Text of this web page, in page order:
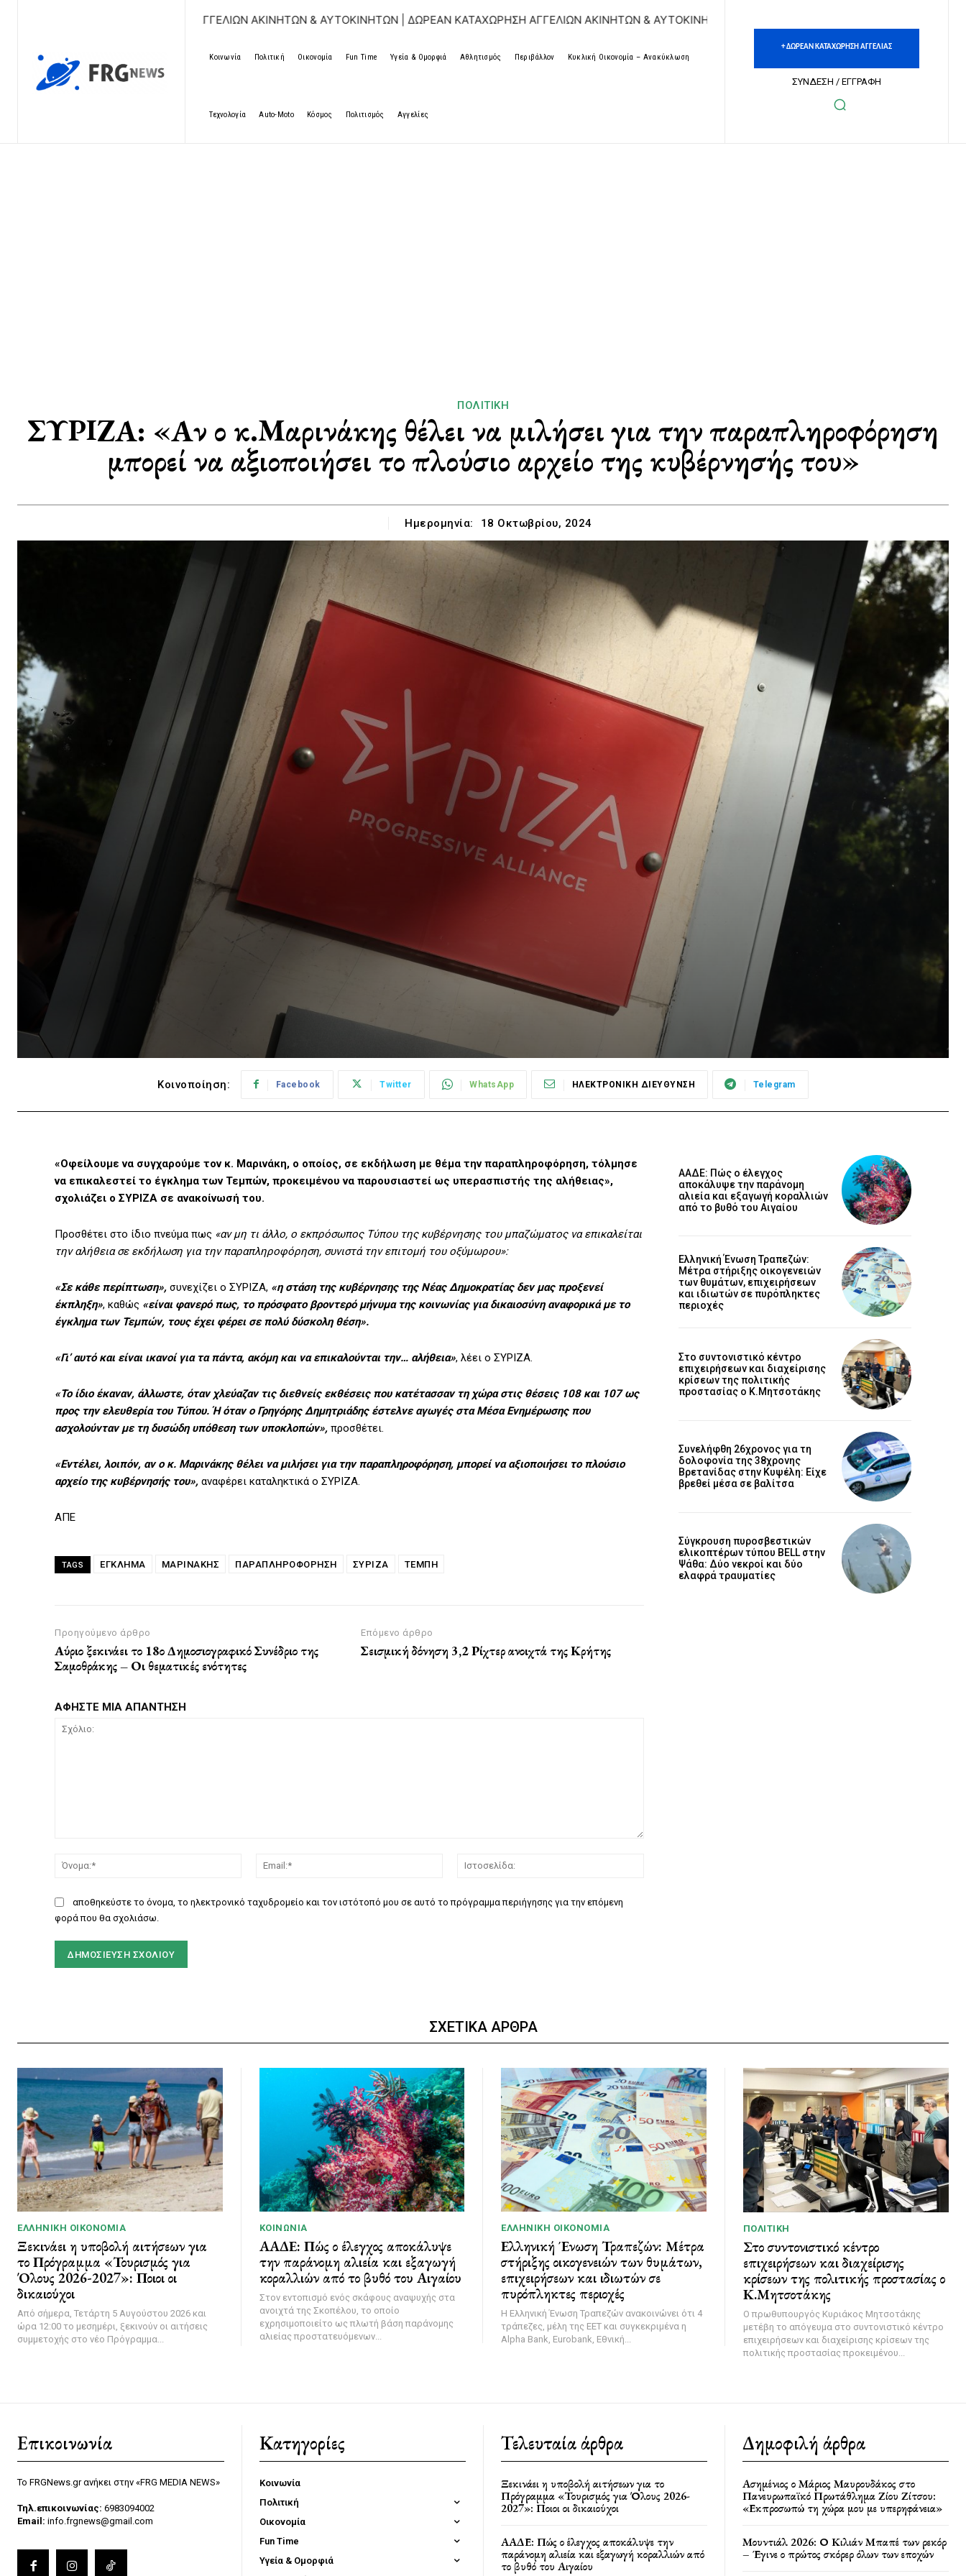
ΔΩΡΕΑΝ ΚΑΤΑΧΩΡΗΣΗ ΑΓΓΕΛΙΩΝ ΑΚΙΝΗΤΩΝ & ΑΥΤΟΚΙΝΗΤΩΝ | ΔΩΡΕΑΝ ΚΑΤΑΧΩΡΗΣΗ ΑΓΓΕΛΙΩΝ ΑΚΙΝΗΤΩΝ & ΑΥΤΟΚΙΝΗΤΩΝ | ΔΩΡΕΑΝ ΚΑΤΑΧΩΡΗΣΗ ΑΓΓΕΛΙΩΝ ΑΚΙΝΗΤΩΝ &
Κοινωνία Πολιτική Οικονομία Fun Time Υγεία & Ομορφιά Αθλητισμός Περιβάλλον Κυκλική Οικονομία – Ανακύκλωση
Τεχνολογία Auto-Moto Κόσμος Πολιτισμός Αγγελίες
+ ΔΩΡΕΑΝ ΚΑΤΑΧΩΡΗΣΗ ΑΓΓΕΛΙΑΣ
ΣΥΝΔΕΣΗ / ΕΓΓΡΑΦΗ
ΠΟΛΙΤΙΚΉ
ΣΥΡΙΖΑ: «Αν ο κ.Μαρινάκης θέλει να μιλήσει για την παραπληροφόρηση
μπορεί να αξιοποιήσει το πλούσιο αρχείο της κυβέρνησής του»
Ημερομηνία: 18 Οκτωβρίου, 2024
Κοινοποίηση: Facebook Twitter WhatsApp ΗΛΕΚΤΡΟΝΙΚΗ ΔΙΕΥΘΥΝΣΗ Telegram
«Οφείλουμε να συγχαρούμε τον κ. Μαρινάκη, ο οποίος, σε εκδήλωση με θέμα την παραπληροφόρηση, τόλμησε
να επικαλεστεί το έγκλημα των Τεμπών, προκειμένου να παρουσιαστεί ως υπερασπιστής της αλήθειας»,
σχολιάζει ο ΣΥΡΙΖΑ σε ανακοίνωσή του.
Προσθέτει στο ίδιο πνεύμα πως «αν μη τι άλλο, ο εκπρόσωπος Τύπου της κυβέρνησης του μπαζώματος να επικαλείται
την αλήθεια σε εκδήλωση για την παραπληροφόρηση, συνιστά την επιτομή του οξύμωρου»:
«Σε κάθε περίπτωση», συνεχίζει ο ΣΥΡΙΖΑ, «η στάση της κυβέρνησης της Νέας Δημοκρατίας δεν μας προξενεί
έκπληξη», καθώς «είναι φανερό πως, το πρόσφατο βροντερό μήνυμα της κοινωνίας για δικαιοσύνη αναφορικά με το
έγκλημα των Τεμπών, τους έχει φέρει σε πολύ δύσκολη θέση».
«Γι’ αυτό και είναι ικανοί για τα πάντα, ακόμη και να επικαλούνται την… αλήθεια», λέει ο ΣΥΡΙΖΑ.
«Το ίδιο έκαναν, άλλωστε, όταν χλεύαζαν τις διεθνείς εκθέσεις που κατέτασσαν τη χώρα στις θέσεις 108 και 107 ως
προς την ελευθερία του Τύπου. Ή όταν ο Γρηγόρης Δημητριάδης έστελνε αγωγές στα Μέσα Ενημέρωσης που
ασχολούνταν με τη δυσώδη υπόθεση των υποκλοπών», προσθέτει.
«Εντέλει, λοιπόν, αν ο κ. Μαρινάκης θέλει να μιλήσει για την παραπληροφόρηση, μπορεί να αξιοποιήσει το πλούσιο
αρχείο της κυβέρνησής του», αναφέρει καταληκτικά ο ΣΥΡΙΖΑ.
ΑΠΕ
TAGS ΕΓΚΛΗΜΑ ΜΑΡΙΝΑΚΗΣ ΠΑΡΑΠΛΗΡΟΦΌΡΗΣΗ ΣΥΡΙΖΑ ΤΕΜΠΗ
Προηγούμενο άρθρο
Αύριο ξεκινάει το 18ο Δημοσιογραφικό Συνέδριο της
Σαμοθράκης – Οι θεματικές ενότητες
Επόμενο άρθρο
Σεισμική δόνηση 3,2 Ρίχτερ ανοιχτά της Κρήτης
ΑΦΗΣΤΕ ΜΙΑ ΑΠΑΝΤΗΣΗ
Όνομα:*
Email:*
αποθηκεύστε το όνομα, το ηλεκτρονικό ταχυδρομείο και τον ιστότοπό μου σε αυτό το πρόγραμμα περιήγησης για την επόμενη
φορά που θα σχολιάσω.
ΑΑΔΕ: Πώς ο έλεγχος
αποκάλυψε την παράνομη
αλιεία και εξαγωγή κοραλλιών
από το βυθό του Αιγαίου
Ελληνική Ένωση Τραπεζών:
Μέτρα στήριξης οικογενειών
των θυμάτων, επιχειρήσεων
και ιδιωτών σε πυρόπληκτες
περιοχές
Στο συντονιστικό κέντρο
επιχειρήσεων και διαχείρισης
κρίσεων της πολιτικής
προστασίας ο Κ.Μητσοτάκης
Συνελήφθη 26χρονος για τη
δολοφονία της 38χρονης
Βρετανίδας στην Κυψέλη: Είχε
βρεθεί μέσα σε βαλίτσα
Σύγκρουση πυροσβεστικών
ελικοπτέρων τύπου BELL στην
Ψάθα: Δύο νεκροί και δύο
ελαφρά τραυματίες
ΣΧΕΤΙΚΑ ΑΡΘΡΑ
ΕΛΛΗΝΙΚΉ ΟΙΚΟΝΟΜΊΑ
Ξεκινάει η υποβολή αιτήσεων για
το Πρόγραμμα «Τουρισμός για
Όλους 2026-2027»: Ποιοι οι
δικαιούχοι
Από σήμερα, Τετάρτη 5 Αυγούστου 2026 και
ώρα 12:00 το μεσημέρι, ξεκινούν οι αιτήσεις
συμμετοχής στο νέο Πρόγραμμα...
ΚΟΙΝΩΝΊΑ
ΑΑΔΕ: Πώς ο έλεγχος αποκάλυψε
την παράνομη αλιεία και εξαγωγή
κοραλλιών από το βυθό του Αιγαίου
Στον εντοπισμό ενός σκάφους αναψυχής στα
ανοιχτά της Σκοπέλου, το οποίο
εχρησιμοποιείτο ως πλωτή βάση παράνομης
αλιείας προστατευόμενων...
ΕΛΛΗΝΙΚΉ ΟΙΚΟΝΟΜΊΑ
Ελληνική Ένωση Τραπεζών: Μέτρα
στήριξης οικογενειών των θυμάτων,
επιχειρήσεων και ιδιωτών σε
πυρόπληκτες περιοχές
Η Ελληνική Ένωση Τραπεζών ανακοινώνει ότι 4
τράπεζες, μέλη της ΕΕΤ και συγκεκριμένα η
Alpha Bank, Eurobank, Εθνική...
ΠΟΛΙΤΙΚΉ
Στο συντονιστικό κέντρο
επιχειρήσεων και διαχείρισης
κρίσεων της πολιτικής προστασίας ο
Κ.Μητσοτάκης
Ο πρωθυπουργός Κυριάκος Μητσοτάκης
μετέβη το απόγευμα στο συντονιστικό κέντρο
επιχειρήσεων και διαχείρισης κρίσεων της
πολιτικής προστασίας προκειμένου...
Επικοινωνία
Το FRGNews.gr ανήκει στην «FRG MEDIA NEWS»
Τηλ.επικοινωνίας: 6983094002
Email: info.frgnews@gmail.com
Κατηγορίες
Κοινωνία
Πολιτική
Οικονομία
Fun Time
Υγεία & Ομορφιά
Τελευταία άρθρα
Ξεκινάει η υποβολή αιτήσεων για το
Πρόγραμμα «Τουρισμός για Όλους 2026-
2027»: Ποιοι οι δικαιούχοι
ΑΑΔΕ: Πώς ο έλεγχος αποκάλυψε την
παράνομη αλιεία και εξαγωγή κοραλλιών από
το βυθό του Αιγαίου
Δημοφιλή άρθρα
Ασημένιος ο Μάριος Μαυρουδάκος στο
Πανευρωπαϊκό Πρωτάθλημα Ζίου Ζίτσου:
«Εκπροσωπώ τη χώρα μου με υπερηφάνεια»
Μουντιάλ 2026: Ο Κιλιάν Μπαπέ των ρεκόρ
– Έγινε ο πρώτος σκόρερ όλων των εποχών